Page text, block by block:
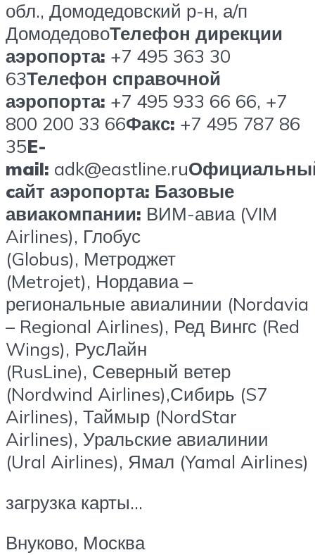
обл., Домодедовский р-н, а/п
ДомодедовоТелефон дирекции
аэропорта: +7 495 363 30
63Телефон справочной
аэропорта: +7 495 933 66 66, +7
800 200 33 66Факс: +7 495 787 86
35E-
mail: adk@eastline.ru
cайт аэропорта: Базовые
авиакомпании: ВИМ-авиа (VIM
Airlines), Глобус
(Globus), Метроджет
(Metrojet), Нордавиа –
региональные авиалинии (Nordavia
– Regional Airlines), Ред Вингс (Red
Wings), РусЛайн
(RusLine), Северный ветер
(Nordwind Airlines),Сибирь (S7
Airlines), Таймыр (NordStar
Airlines), Уральские авиалинии
(Ural Airlines), Ямал (Yamal Airlines)
загрузка карты…
Внуково, Москва